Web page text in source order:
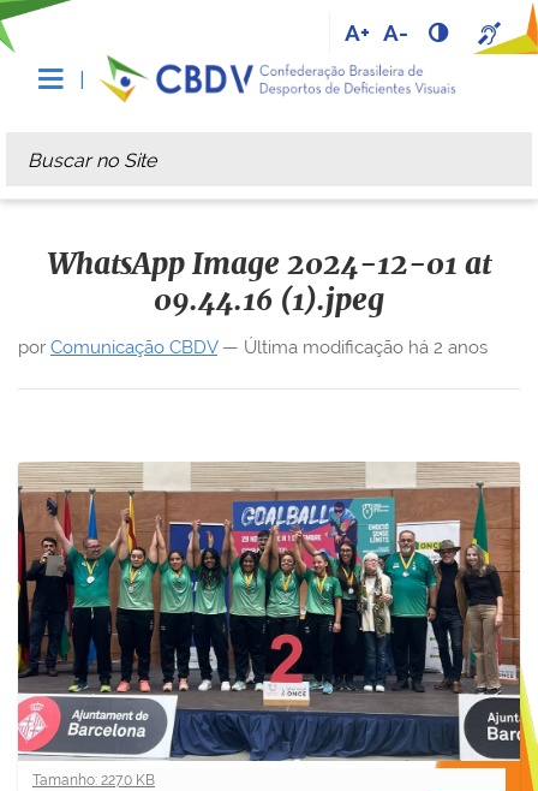
A+ A-
Busca
Busca Avançada…
WhatsApp Image 2024-12-01 at
09.44.16 (1).jpeg
por Comunicação CBDV— Última modificação há 2 anos
C
Tamanho: 227.0 KB